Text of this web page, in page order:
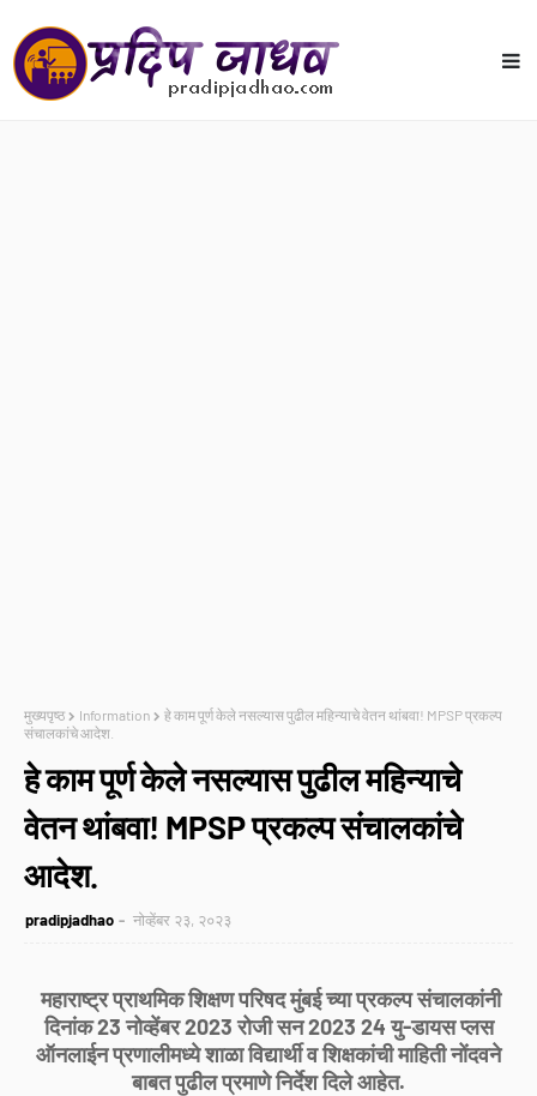
मुख्यपृष्ठ Information
हे काम पूर्ण केले नसल्यास पुढील महिन्याचे वेतन थांबवा! MPSP प्रकल्प
संचालकांचे आदेश.
हे काम पूर्ण केले नसल्यास पुढील महिन्याचे
वेतन थांबवा! MPSP प्रकल्प संचालकांचे
आदेश.
pradipjadhao नोव्हेंबर २३, २०२३
महाराष्ट्र प्राथमिक शिक्षण परिषद मुंबई च्या प्रकल्प संचालकांनी
दिनांक 23 नोव्हेंबर 2023 रोजी सन 2023 24 यु-डायस प्लस
ऑनलाईन प्रणालीमध्ये शाळा विद्यार्थी व शिक्षकांची माहिती नोंदवने
बाबत पुढील प्रमाणे निर्देश दिले आहेत.